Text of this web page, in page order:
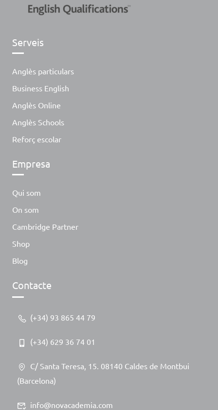
Serveis
Anglès particulars
Business English
Anglès Online
Anglès Schools
Reforç escolar
Empresa
Qui som
On som
Cambridge Partner
Shop
Blog
Contacte
(+34) 93 865 44 79
(+34) 629 36 74 01
C/ Santa Teresa, 15. 08140 Caldes de Montbui
(Barcelona)
info@novacademia.com